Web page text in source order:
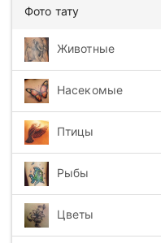
Фото тату
Животные
Насекомые
Птицы
Рыбы
Цветы